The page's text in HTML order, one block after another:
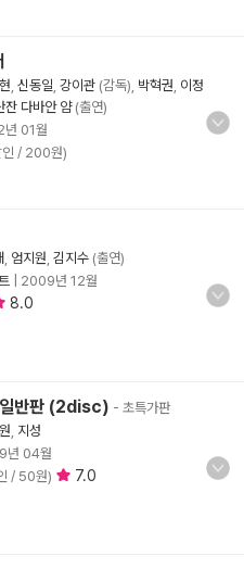
신동일 강이관 (감독), 박혁권 이정
잔 다바안 얌(출연)
01월
/ 200원)
엄지원 김지수 (출연)
2009년 12월
8.0
반판 (2disc) - 초특가판
지성
년 04월
/ 50원)
7.0